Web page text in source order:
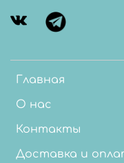
Главная
О нас
Контакты
Доставка и